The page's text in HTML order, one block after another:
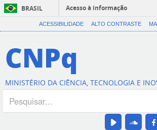
BRASIL
Acesso à informação
ACESSIBILIDADE ALTO CONTRASTE
CNPq
MINISTÉRIO DA CIÊNCIA, TECNOLOGIA E